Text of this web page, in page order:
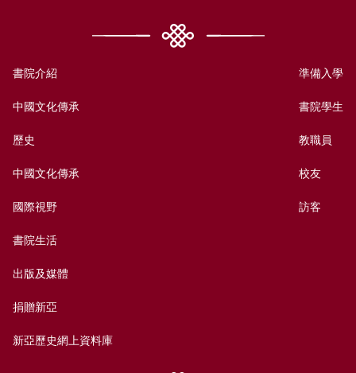
書院介紹
中國文化傳承
歷史
中國文化傳承
國際視野
書院生活
出版及媒體
捐贈新亞
新亞歷史網上資料庫
準備入學
書院學生
教職員
校友
訪客